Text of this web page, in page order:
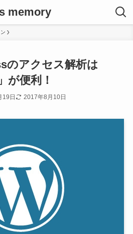
memory
のアクセス解析は
が便利！
19日 2017年8月10日